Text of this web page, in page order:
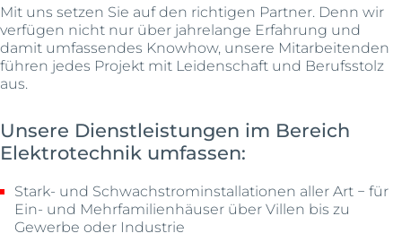
Mit uns setzen Sie auf den richtigen Partner. Denn wir
verfügen nicht nur über jahrelange Erfahrung und
damit umfassendes Knowhow, unsere Mitarbeitenden
führen jedes Projekt mit Leidenschaft und Berufsstolz
aus.
Unsere Dienstleistungen im Bereich
Elektrotechnik umfassen:
Stark- und Schwachstrominstallationen aller Art − für
Ein- und Mehrfamilienhäuser über Villen bis zu
Gewerbe oder Industrie